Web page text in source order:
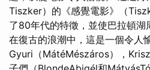
Tiszker）的《感覺電影》（
了80年代的特徵，並使巴拉頓湖
在復古的浪潮中，這是一個令人
Gyuri（MátéMészáros），